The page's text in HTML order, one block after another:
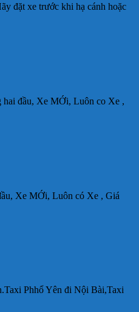
đặt xe trước khi hạ cánh hoặc
đầu, Xe MỚi, Luôn co Xe ,
Xe MỚi, Luôn có Xe , Giá
Phhổ Yên đi Nội Bài,Taxi